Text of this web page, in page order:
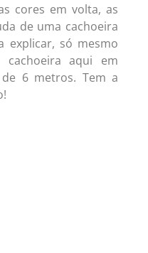
cores em volta, as
de uma cachoeira
explicar, só mesmo
cachoeira aqui em
6 metros. Tem a